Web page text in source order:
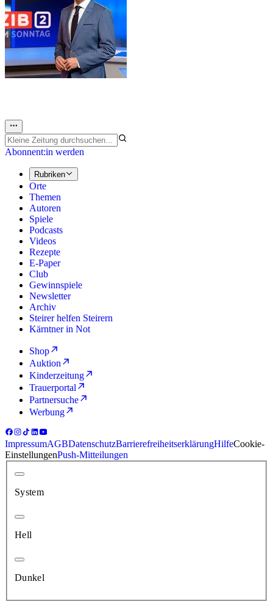
Abonnent:in werden
Rubriken
Orte
Themen
Autoren
Spiele
Podcasts
Videos
Rezepte
E-Paper
Club
Gewinnspiele
Newsletter
Archiv
Steirer helfen Steirern
Kärntner in Not
Shop
Auktion
Kinderzeitung
Trauerportal
Partnersuche
Werbung
ImpressumAGBDatenschutzBarrierefreiheitserklärungHilfeCookie-
EinstellungenPush-Mitteilungen
System
Hell
Dunkel